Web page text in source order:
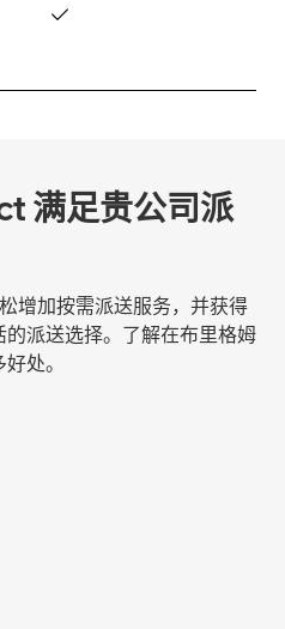
✓
满足贵公司派
增加按需派送服务，并获得
派送选择。了解在布里格姆
处。